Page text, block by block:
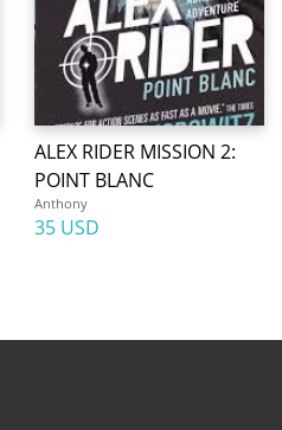
ALEX RIDER MISSION 2:
POINT BLANC
Anthony
35 USD